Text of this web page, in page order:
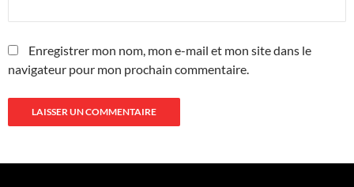
Enregistrer mon nom, mon e-mail et mon site dans le
navigateur pour mon prochain commentaire.